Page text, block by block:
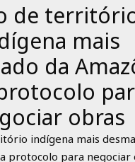
de
mais
da
obras